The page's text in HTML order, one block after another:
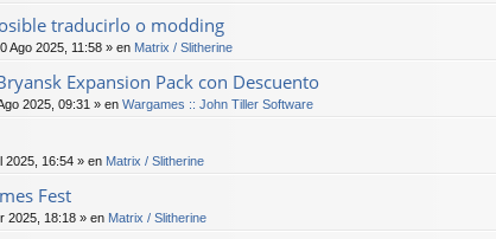
traducirlo o modding
Ago 2025, 11:58 » en Matrix / Slitherine
Expansion Pack con Descuento
2025, 09:31 » en Wargames :: John Tiller Software
2025, 16:54 » en Matrix / Slitherine
Fest
2025, 18:18 » en Matrix / Slitherine